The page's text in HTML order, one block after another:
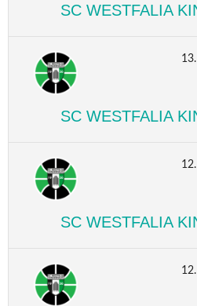
SC WESTFALIA
SC WESTFALIA
SC WESTFALIA